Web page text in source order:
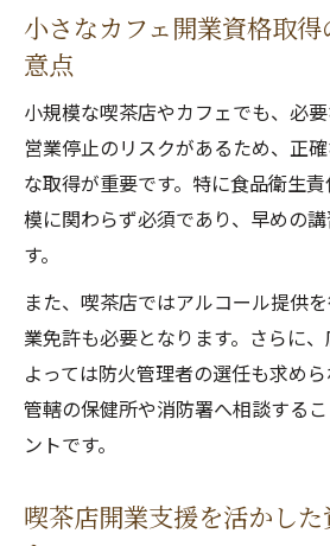
小さなカフェ開業資格取
意点
小規模な喫茶店やカフェでも、必
営業停止のリスクがあるため、正
な取得が重要です。特に食品衛生
模に関わらず必須であり、早めの
す。
また、喫茶店ではアルコール提供
業免許も必要となります。さらに
よっては防火管理者の選任も求め
管轄の保健所や消防署へ相談する
ントです。
喫茶店開業支援を活かした